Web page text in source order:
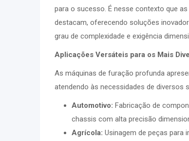
para o sucesso. É nesse contexto que as
destacam, oferecendo soluções
grau de complexidade e exigência
Aplicações Versáteis para os Mais
As máquinas de furação profunda
atendendo às necessidades de diversos
Automotivo: Fabricação de
chassis com alta precisão
Agrícola: Usinagem de peças para